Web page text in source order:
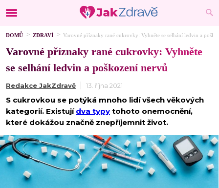
DOMŮ ZDRAVÍ Varovné příznaky rané cukrovky: Vyhněte se selhání ledvin a
Varovné příznaky rané cukrovky: Vyhněte
se selhání ledvin a poškození nervů
Redakce JakZdravě 13. října 2021
S cukrovkou se potýká mnoho lidí všech věkových
kategorií. Existují dva typy tohoto onemocnění,
které dokážou značně znepříjemnit život.